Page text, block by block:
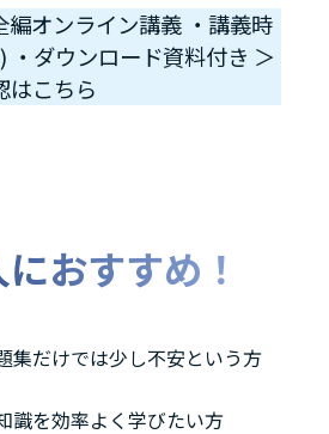
オンライン講義 ・講義時
・ダウンロード資料付き ＞
はこちら
おすすめ！
集だけでは少し不安という方
識を効率よく学びたい方